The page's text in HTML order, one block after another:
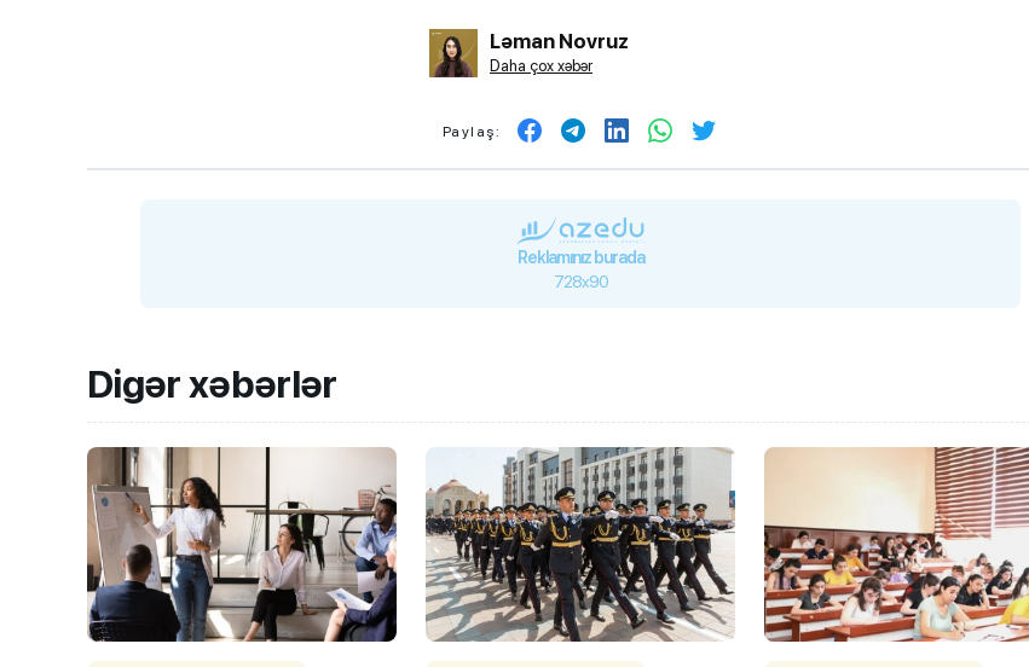
Ləman Novruz
Daha çox xəbər
Paylaş:
Reklamınız burada
728x90
Digər xəbərlər